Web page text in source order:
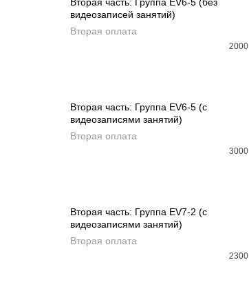
Вторая часть: Группа EV6-5 (без
видеозаписей занятий)
Вторая оплата
2000
Вторая часть: Группа EV6-5 (с
видеозаписями занятий)
Вторая оплата
3000
Вторая часть: Группа EV7-2 (с
видеозаписями занятий)
Вторая оплата
2300